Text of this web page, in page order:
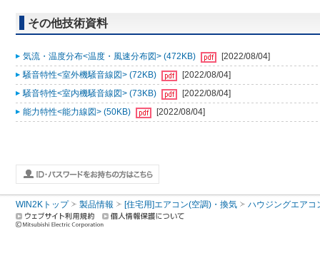
その他技術資料
気流・温度分布<温度・風速分布図> (472KB)
[2022/08/04]
騒音特性<室外機騒音線図> (72KB)
[2022/08/04]
騒音特性<室内機騒音線図> (73KB)
[2022/08/04]
能力特性<能力線図> (50KB)
[2022/08/04]
WIN2Kトップ 製品情報 [住宅用]エアコン(空調)・換気 ハウジングエアコ